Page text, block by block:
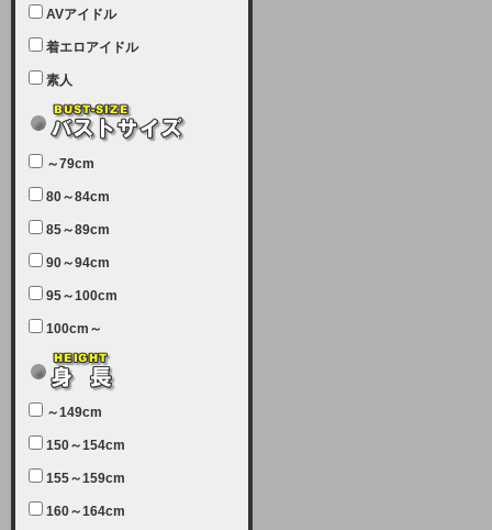
2025-07-05 (土)
【サーバーメンテナンス完了のお知
本日、サーバーメンテナンスのため
ユーザー様には大変ご迷惑をおかけ
しました。無事、メンテナンスが完
致します。
2025-06-11 (水)
【サーバーメンテナンス実施につい
7月5日（土曜日）午前7：00から午
テナンスを実施します。ユーザー様
にはご迷惑をおかけしますがご理解
いただけます様、宜しくお願い致し
【クレジットカード決済について
②】
AVアイドル
着エロアイドル
素人
～79cm
80～84cm
85～89cm
90～94cm
95～100cm
100cm～
～149cm
150～154cm
155～159cm
160～164cm